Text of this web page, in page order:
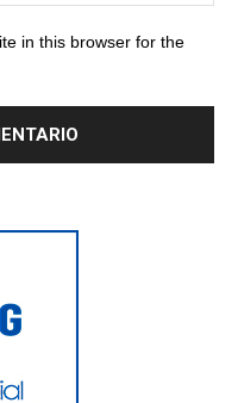
in this browser for the